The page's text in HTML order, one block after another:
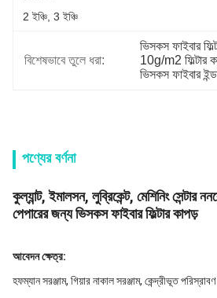
2 ইঞ্চি, 3 ইঞ্চি
বিশেষভাবে তুলে ধরা:
ভিসকস ফাইবার
10g/m2 ফিল্টার
ভিসকস ফাইবার
পণ্যের বর্ণনা
কুল্যান্ট, ইমালসন, লুব্রিকেন্ট, মেশিনিং সেন্টার
পেপারের জন্য ভিসকস ফাইবার ফিল্টার কাপড়
আবেদন ক্ষেত্র:
হফম্যান সরঞ্জাম, গিয়ার নাকাল সরঞ্জাম, কেন্দ্রীভূত